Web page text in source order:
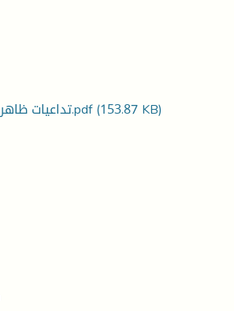
تداعيات ظاهرة الإرهاب على البيئة.pdf(153.87 KB)